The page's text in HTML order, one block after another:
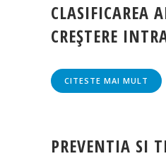
CLASIFICAREA
CREŞTERE
CITESTE MAI MULT
PREVENTIA SI